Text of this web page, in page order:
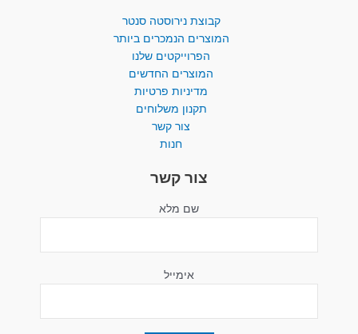
קבוצת נירוסטה סנטר
המוצרים הנמכרים ביותר​
הפרוייקטים שלנו
המוצרים החדשים
מדיניות פרטיות
תקנון משלוחים
צור קשר
חנות
צור קשר
שם מלא
אימייל